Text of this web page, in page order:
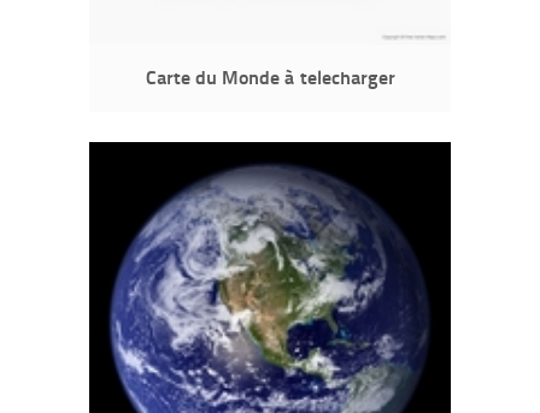
Carte du Monde à telecharger